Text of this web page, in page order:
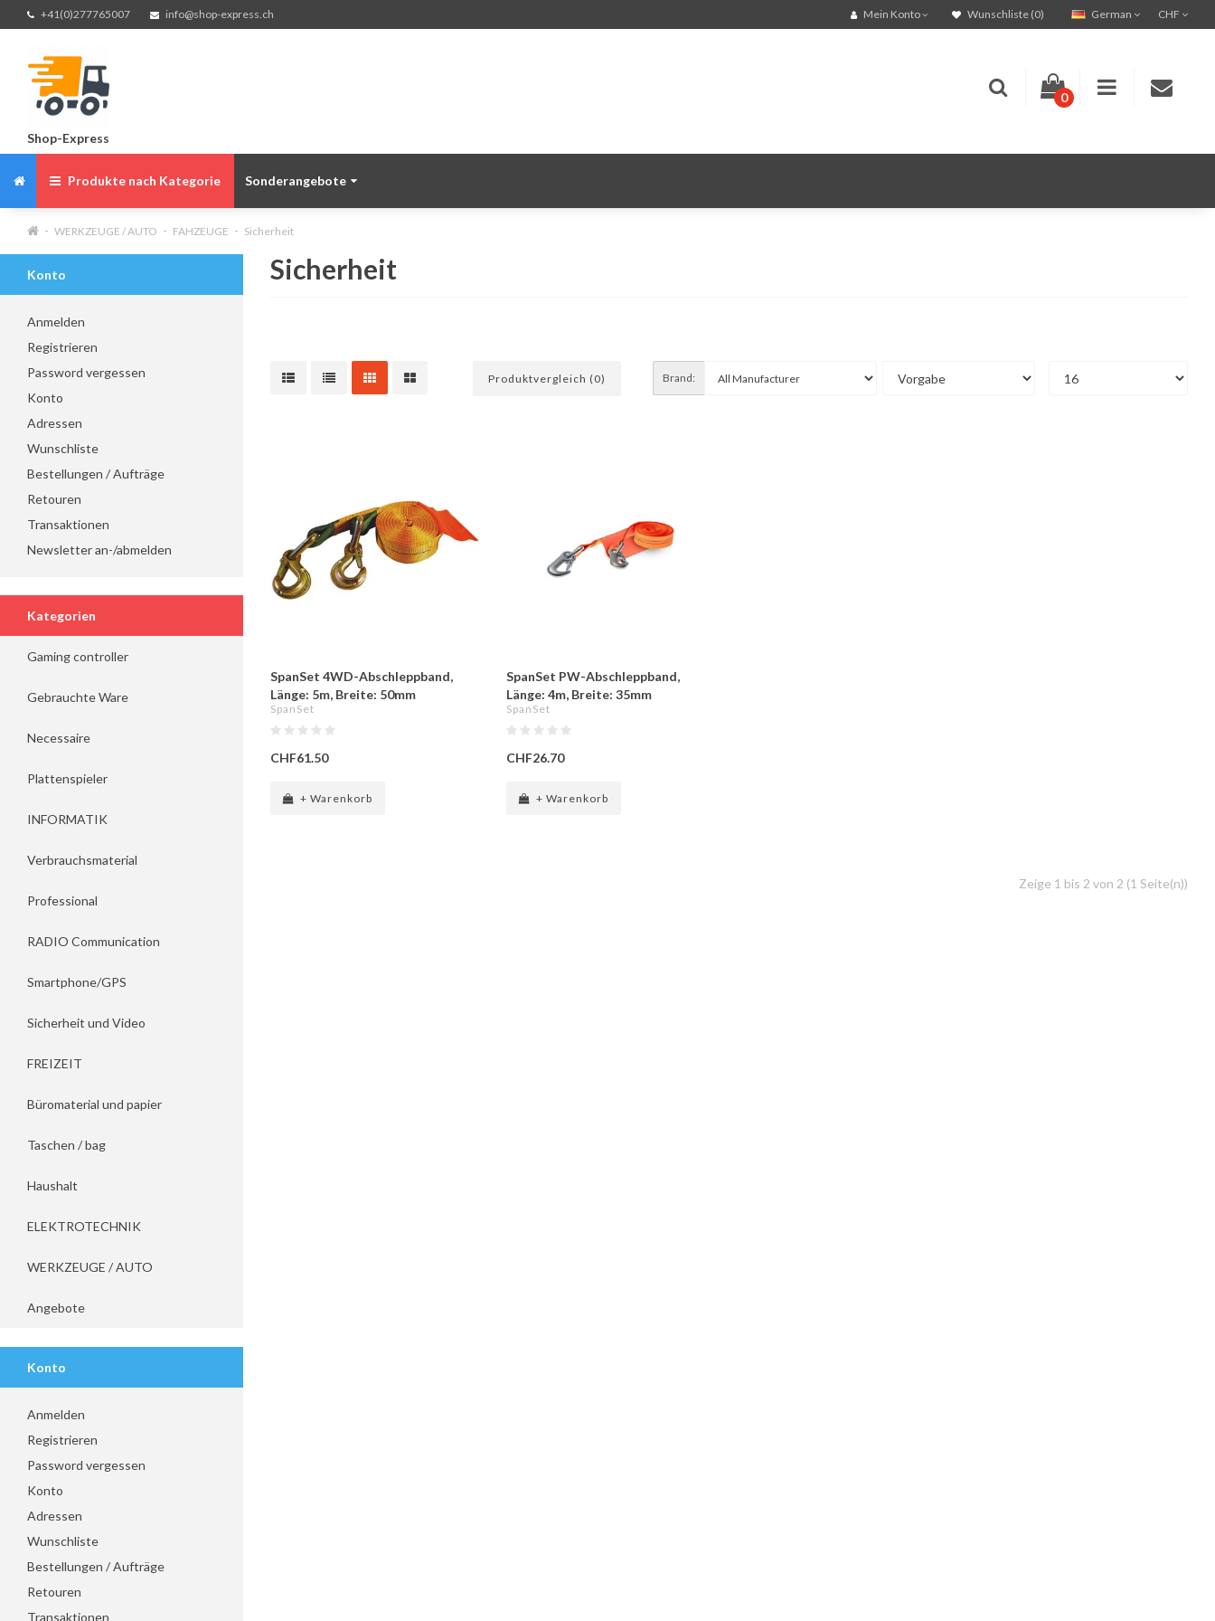
+41(0)277765007 info@shop-express.ch CHF
German
Mein Konto Wunschliste (0)
Shop-Express
0
Produkte nach Kategorie Sonderangebote
WERKZEUGE / AUTO FAHZEUGE Sicherheit
Konto
Anmelden
Registrieren
Password vergessen
Konto
Adressen
Wunschliste
Bestellungen / Aufträge
Retouren
Transaktionen
Newsletter an-/abmelden
Kategorien
Gaming controller
Gebrauchte Ware
Necessaire
Plattenspieler
INFORMATIK
Verbrauchsmaterial
Professional
RADIO Communication
Smartphone/GPS
Sicherheit und Video
FREIZEIT
Büromaterial und papier
Taschen / bag
Haushalt
ELEKTROTECHNIK
WERKZEUGE / AUTO
Angebote
Konto
Anmelden
Registrieren
Password vergessen
Konto
Adressen
Wunschliste
Bestellungen / Aufträge
Retouren
Transaktionen
Sicherheit
Produktvergleich (0) Brand:
SpanSet 4WD-Abschleppband,
Länge: 5m, Breite: 50mm
SpanSet
CHF61.50
+ Warenkorb
SpanSet PW-Abschleppband,
Länge: 4m, Breite: 35mm
SpanSet
CHF26.70
+ Warenkorb
Zeige 1 bis 2 von 2 (1 Seite(n))